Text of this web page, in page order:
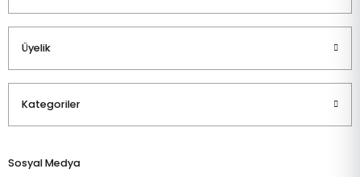
Üyelik
Kategoriler
Sosyal Medya